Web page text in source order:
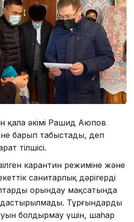
қала әкімі Рашид Аюпов
барып табыстады, деп
тілшісі.
карантин режиміне және
санитарлық дәрігердің
орындау мақсатында
Тұрғындардың
болдырмау үшін, шаһар